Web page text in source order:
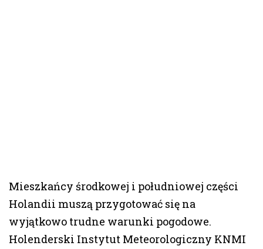
Mieszkańcy środkowej i południowej części
Holandii muszą przygotować się na
wyjątkowo trudne warunki pogodowe.
Holenderski Instytut Meteorologiczny KNMI